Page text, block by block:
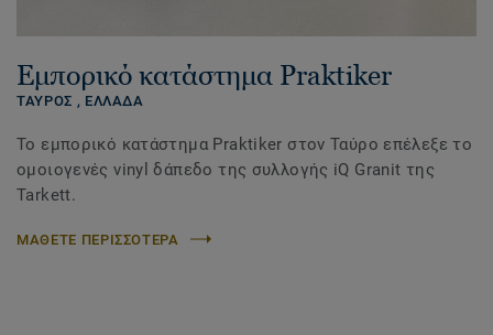
Εμπορικό κατάστημα Praktiker
ΤΑΥΡΟΣ , ΕΛΛΑΔΑ
Το εμπορικό κατάστημα Praktiker στον Ταύρο επέλεξε το
ομοιογενές vinyl δάπεδο της συλλογής iQ Granit της
Tarkett.
ΜΑΘΕΤΕ ΠΕΡΙΣΣΟΤΕΡΑ